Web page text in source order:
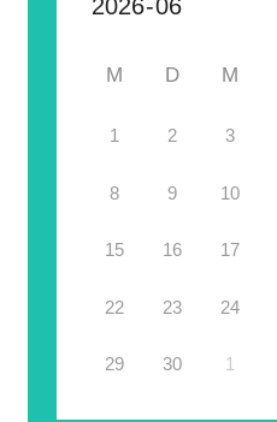
M D M
1 2 3
8 9 10
15 16 17
22 23 24
29 30 1